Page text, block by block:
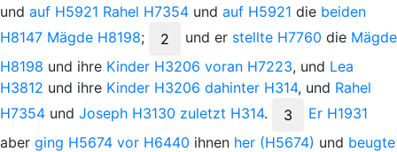
und auf H5921 Rahel H7354 und auf H5921 die beiden
H8147 Mägde H8198; 2 und er stellte H7760 die Mägde
H8198 und ihre Kinder H3206 voran H7223, und Lea
H3812 und ihre Kinder H3206 dahinter H314, und Rahel
H7354 und Joseph H3130 zuletzt H314. 3 Er H1931
aber ging H5674 vor H6440 ihnen her (H5674) und beugte